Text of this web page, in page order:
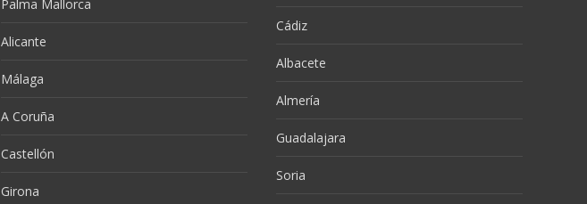
Palma Mallorca
Alicante
Málaga
A Coruña
Castellón
Girona
Cádiz
Albacete
Almería
Guadalajara
Soria